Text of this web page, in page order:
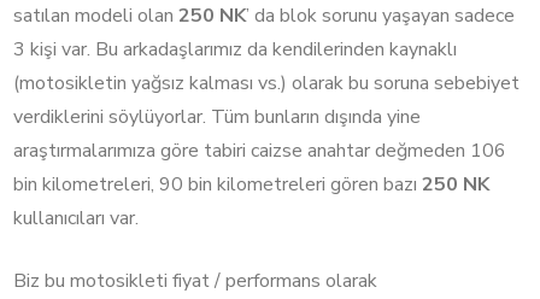
satılan modeli olan250 NK’ da blok sorunu yaşayan sadece
3 kişi var. Bu arkadaşlarımız da kendilerinden kaynaklı
(motosikletin yağsız kalması vs.) olarak bu soruna sebebiyet
verdiklerini söylüyorlar. Tüm bunların dışında yine
araştırmalarımıza göre tabiri caizse anahtar değmeden 106
bin kilometreleri, 90 bin kilometreleri gören bazı250 NK
kullanıcıları var.
Biz bu motosikleti fiyat / performans olarak